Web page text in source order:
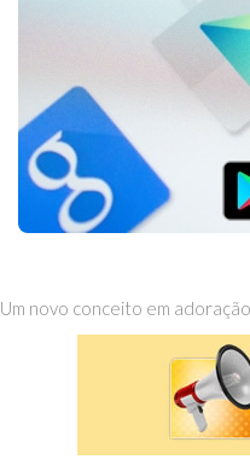
Um novo conceito em